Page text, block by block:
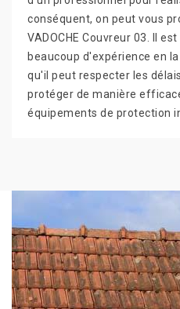
conséquent, on peut vous
VADOCHE Couvreur 03. Il
beaucoup d'expérience en
qu'il peut respecter les
protéger de manière
équipements de protection